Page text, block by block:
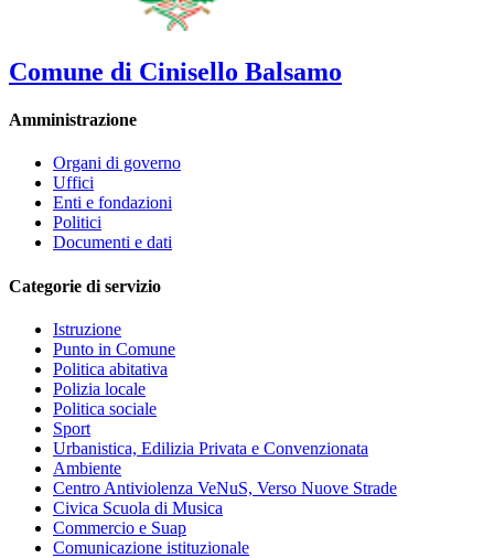
Comune di Cinisello Balsamo
Amministrazione
Organi di governo
Uffici
Enti e fondazioni
Politici
Documenti e dati
Categorie di servizio
Istruzione
Punto in Comune
Politica abitativa
Polizia locale
Politica sociale
Sport
Urbanistica, Edilizia Privata e Convenzionata
Ambiente
Centro Antiviolenza VeNuS, Verso Nuove Strade
Civica Scuola di Musica
Commercio e Suap
Comunicazione istituzionale